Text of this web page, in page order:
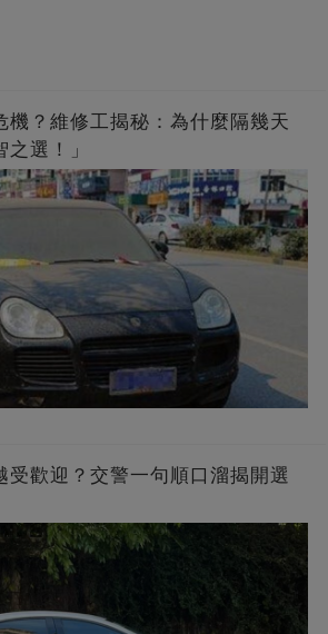
機？維修工揭秘：為什麼隔幾天
選！」
受歡迎？交警一句順口溜揭開選